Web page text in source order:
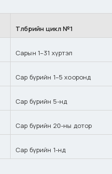
Төлбөрийн цикл №1
Сарын 1–31 хүртэл
Сар бүрийн 1–5 хооронд
Сар бүрийн 5-нд
Сар бүрийн 20-ны дотор
Сар бүрийн 1-нд